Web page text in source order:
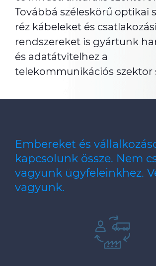
Továbbá széleskörű optikai
réz kábeleket és csatlakozási
rendszereket is gyártunk
és adatátvitelhez a
telekommunikációs szektor
Embereket és
kapcsolunk össze. Nem
vagyunk ügyfeleinkhez.
vagyunk.